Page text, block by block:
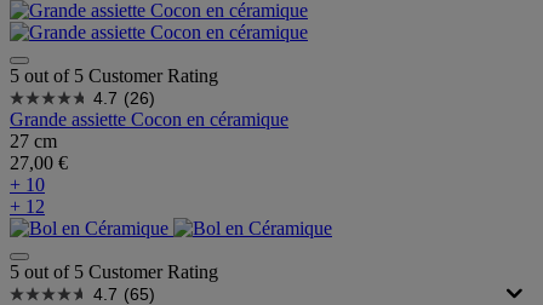
5 out of 5 Customer Rating
4.7 (26)
Grande assiette Cocon en céramique
27 cm
27,00 €
+ 10
+ 12
5 out of 5 Customer Rating
4.7 (65)